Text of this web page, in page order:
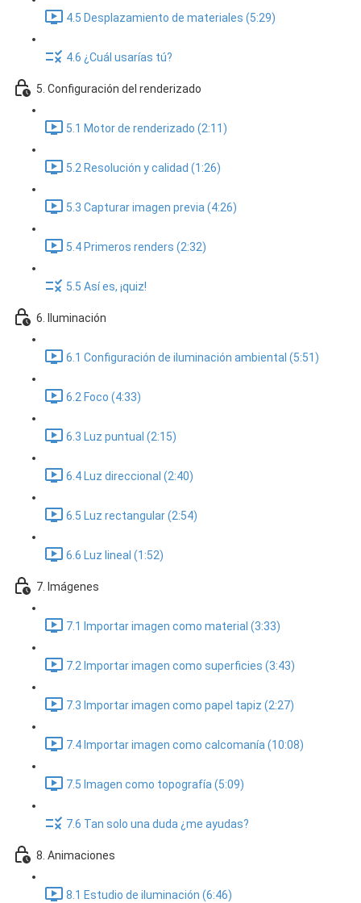
4.5 Desplazamiento de materiales (5:29)
4.6 ¿Cuál usarías tú?
5. Configuración del renderizado
5.1 Motor de renderizado (2:11)
5.2 Resolución y calidad (1:26)
5.3 Capturar imagen previa (4:26)
5.4 Primeros renders (2:32)
5.5 Así es, ¡quiz!
6. Iluminación
6.1 Configuración de iluminación ambiental (5:51)
6.2 Foco (4:33)
6.3 Luz puntual (2:15)
6.4 Luz direccional (2:40)
6.5 Luz rectangular (2:54)
6.6 Luz lineal (1:52)
7. Imágenes
7.1 Importar imagen como material (3:33)
7.2 Importar imagen como superficies (3:43)
7.3 Importar imagen como papel tapiz (2:27)
7.4 Importar imagen como calcomanía (10:08)
7.5 Imagen como topografía (5:09)
7.6 Tan solo una duda ¿me ayudas?
8. Animaciones
8.1 Estudio de iluminación (6:46)